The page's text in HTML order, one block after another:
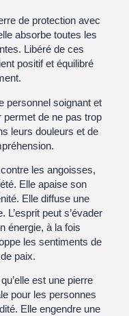
de protection avec
absorbe toutes les
Libéré de ces
positif et équilibré
personnel soignant et
permet de ne pas trop
leurs douleurs et de
les angoisses,
Elle apaise son
Elle diffuse une
peut s’évader
énergie, à la fois
les sentiments de
paix.
est une pierre
pour les personnes
Elle engendre une